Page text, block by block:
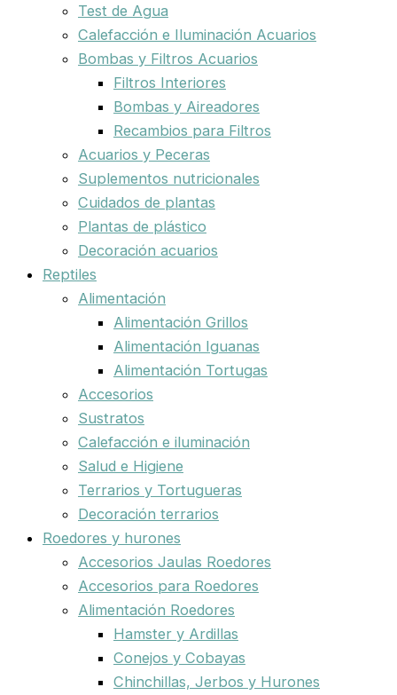
Test de Agua
Calefacción e Iluminación Acuarios
Bombas y Filtros Acuarios
Filtros Interiores
Bombas y Aireadores
Recambios para Filtros
Acuarios y Peceras
Suplementos nutricionales
Cuidados de plantas
Plantas de plástico
Decoración acuarios
Reptiles
Alimentación
Alimentación Grillos
Alimentación Iguanas
Alimentación Tortugas
Accesorios
Sustratos
Calefacción e iluminación
Salud e Higiene
Terrarios y Tortugueras
Decoración terrarios
Roedores y hurones
Accesorios Jaulas Roedores
Accesorios para Roedores
Alimentación Roedores
Hamster y Ardillas
Conejos y Cobayas
Chinchillas, Jerbos y Hurones